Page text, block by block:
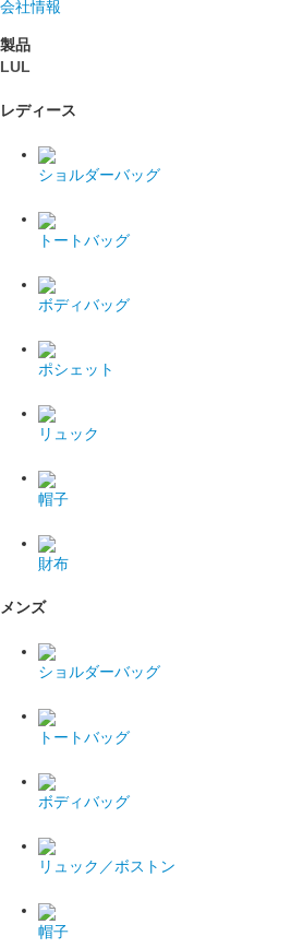
会社情報
製品
LUL
レディース
ショルダーバッグ
トートバッグ
ボディバッグ
ポシェット
リュック
帽子
財布
メンズ
ショルダーバッグ
トートバッグ
ボディバッグ
リュック／ボストン
帽子